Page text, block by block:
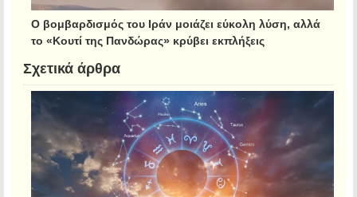
Ο βομβαρδισμός του Ιράν μοιάζει εύκολη λύση, αλλά
το «Κουτί της Πανδώρας» κρύβει εκπλήξεις
Σχετικά άρθρα